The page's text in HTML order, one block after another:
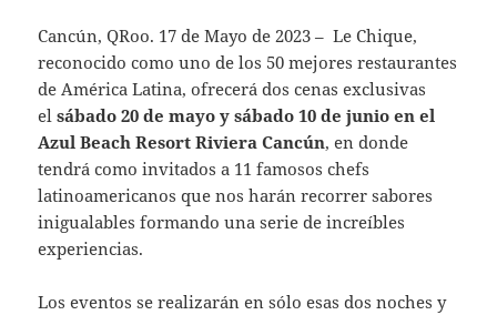
Cancún, QRoo. 17 de Mayo de 2023 – Le Chique,
reconocido como uno de los 50 mejores restaurantes
de América Latina, ofrecerá dos cenas exclusivas
elsábado 20 de mayo y sábado 10 de junio en el
Azul Beach Resort Riviera Cancún, en donde
tendrá como invitados a 11 famosos chefs
latinoamericanos que nos harán recorrer sabores
inigualables formando una serie de increíbles
experiencias.
Los eventos se realizarán en sólo esas dos noches y